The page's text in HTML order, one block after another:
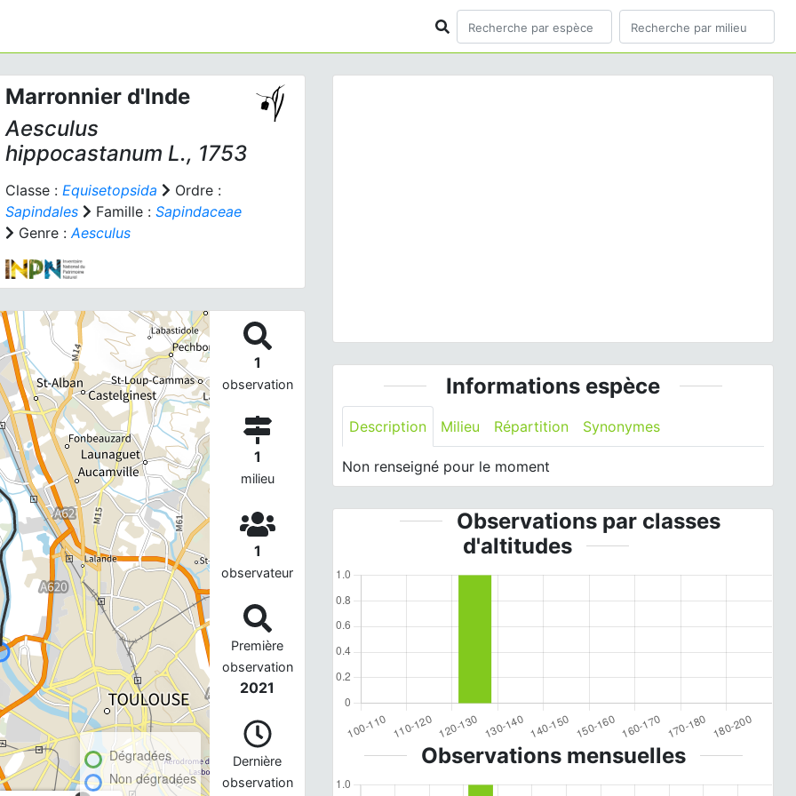
Marronnier d'Inde
Aesculus
hippocastanum L., 1753
Classe : Equisetopsida
Ordre :
Sapindales
Famille : Sapindaceae
Genre :Aesculus
Dégradées
Non dégradées
1
observation
1
milieu
1
observateur
Première
observation
2021
Dernière
observation
Informations espèce
Description Milieu Répartition Synonymes
Non renseigné pour le moment
Observations par classes
d'altitudes
Observations mensuelles